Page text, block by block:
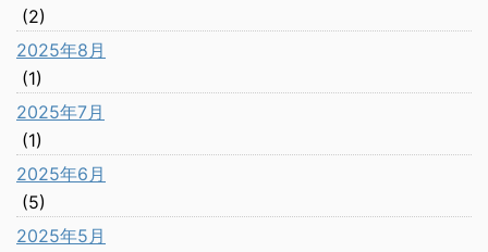
(2)
2025年8月
(1)
2025年7月
(1)
2025年6月
(5)
2025年5月